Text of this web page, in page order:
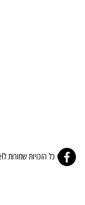
© כל הזכויות שמורות לGAIA Israel ומיקי אילון. מעירה אנשים משנת 2014